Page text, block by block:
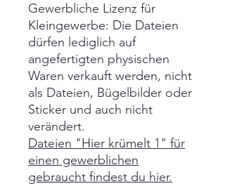
Gewerbliche Lizenz für
Kleingewerbe: Die Dateien
dürfen lediglich auf
angefertigten physischen
Waren verkauft werden, nicht
als Dateien, Bügelbilder oder
Sticker und auch nicht
verändert.
Dateien "Hier krümelt 1" für
einen gewerblichen
gebraucht findest du hier.